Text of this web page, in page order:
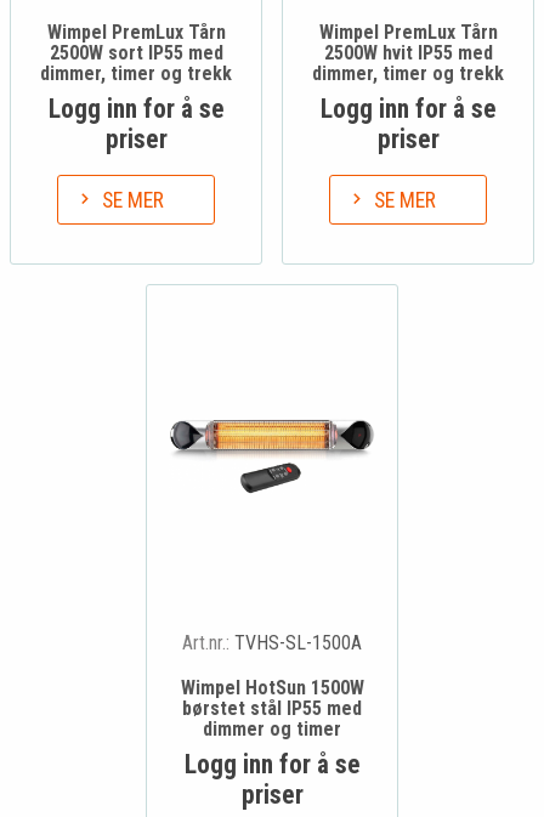
Wimpel PremLux Tårn
2500W sort IP55 med
dimmer, timer og trekk
Logg inn for å se
priser
SE MER
Wimpel PremLux Tårn
2500W hvit IP55 med
dimmer, timer og trekk
Logg inn for å se
priser
SE MER
Art.nr.: TVHS-SL-1500A
Wimpel HotSun 1500W
børstet stål IP55 med
dimmer og timer
Logg inn for å se
priser